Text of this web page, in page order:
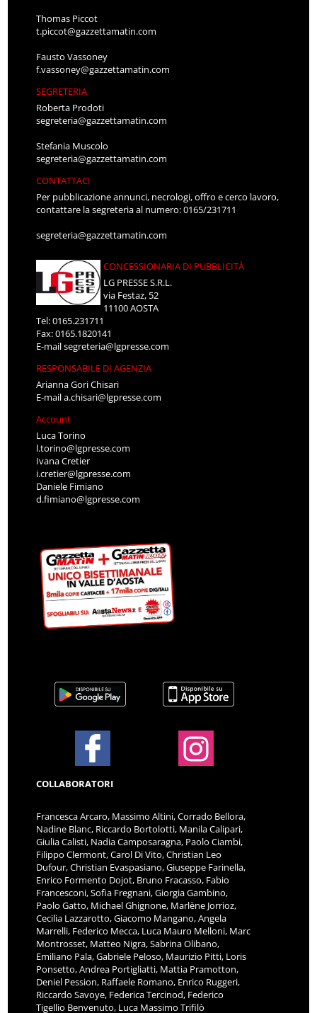
Thomas Piccot
t.piccot@gazzettamatin.com
Fausto Vassoney
f.vassoney@gazzettamatin.com
SEGRETERIA
Roberta Prodoti
segreteria@gazzettamatin.com
Stefania Muscolo
segreteria@gazzettamatin.com
CONTATTACI
Per pubblicazione annunci, necrologi, offro e cerco lavoro,
contattare la segreteria al numero: 0165/231711
segreteria@gazzettamatin.com
CONCESSIONARIA DI PUBBLICITÀ
LG PRESSE S.R.L.
via Festaz, 52
11100 AOSTA
Tel: 0165.231711
Fax: 0165.1820141
E-mailsegreteria@lgpresse.com
RESPONSABILE DI AGENZIA
Arianna Gori Chisari
E-maila.chisari@lgpresse.com
Account
Luca Torino
l.torino@lgpresse.com
Ivana Cretier
i.cretier@lgpresse.com
Daniele Fimiano
d.fimiano@lgpresse.com
COLLABORATORI
Francesca Arcaro, Massimo Altini, Corrado Bellora,
Nadine Blanc, Riccardo Bortolotti, Manila Calipari,
Giulia Calisti, Nadia Camposaragna, Paolo Ciambi,
Filippo Clermont, Carol Di Vito, Christian Leo
Dufour, Christian Evaspasiano, Giuseppe Farinella,
Enrico Formento Dojot, Bruno Fracasso, Fabio
Francesconi, Sofia Fregnani, Giorgia Gambino,
Paolo Gatto, Michael Ghignone, Marlène Jorrioz,
Cecilia Lazzarotto, Giacomo Mangano, Angela
Marrelli, Federico Mecca, Luca Mauro Melloni, Marc
Montrosset, Matteo Nigra, Sabrina Olibano,
Emiliano Pala, Gabriele Peloso, Maurizio Pitti, Loris
Ponsetto, Andrea Portigliatti, Mattia Pramotton,
Deniel Pession, Raffaele Romano, Enrico Ruggeri,
Riccardo Savoye, Federica Tercinod, Federico
Tigellio Benvenuto, Luca Massimo Trifilò